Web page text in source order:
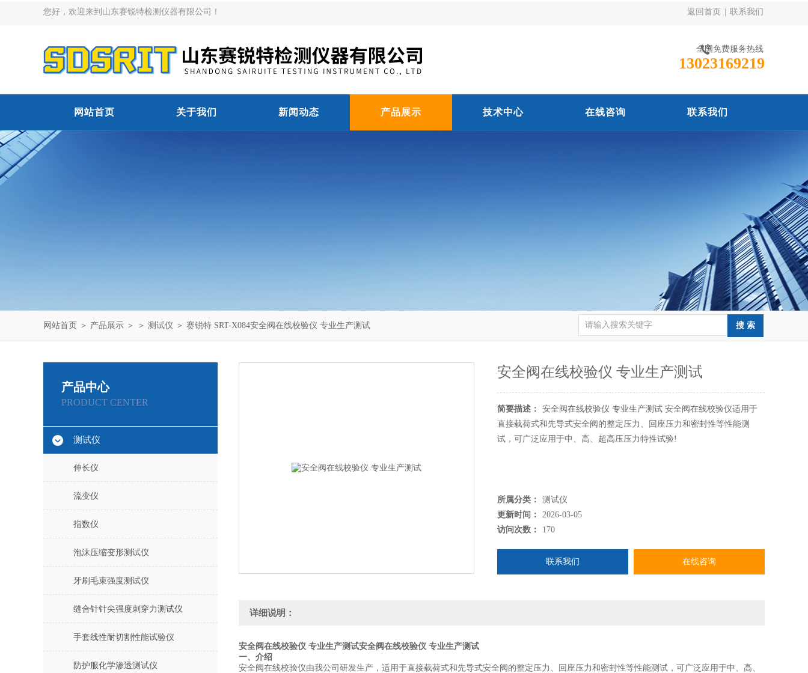
您好，欢迎来到山东赛锐特检测仪器有限公司！ 返回首页 联系我们
全国免费服务热线
13023169219
网站首页 关于我们 新闻动态 产品展示 技术中心 在线咨询 联系我们
网站首页 ＞ 产品展示 ＞ ＞ 测试仪 ＞ 赛锐特 SRT-X084安全阀在线校验仪 专业生产测试
产品中心
PRODUCT CENTER
测试仪
伸长仪
流变仪
指数仪
泡沫压缩变形测试仪
牙刷毛束强度测试仪
缝合针针尖强度刺穿力测试仪
手套线性耐切割性能试验仪
防护服化学渗透测试仪
安全阀在线校验仪 专业生产测试
简要描述：
安全阀在线校验仪 专业生产测试 安全阀在线校验仪适用于
直接载荷式和先导式安全阀的整定压力、回座压力和密封性等性能测
试，可广泛应用于中、高、超高压压力特性试验!
所属分类：
测试仪
更新时间：
2026-03-05
访问次数：
170
联系我们 在线咨询
详细说明：
安全阀在线校验仪 专业生产测试安全阀在线校验仪 专业生产测试
‌一、介绍
安全阀在线校验仪由我公司研发生产，适用于直接载荷式和先导式安全阀的整定压力、回座压力和密封性等性能测试，可广泛应用于中、高、